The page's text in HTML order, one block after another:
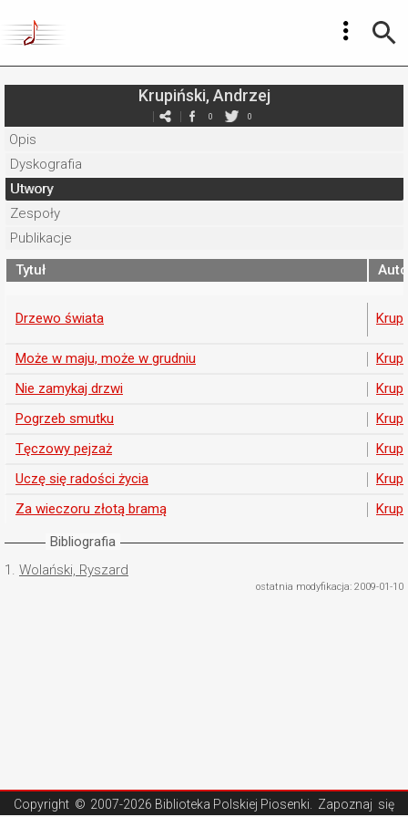
Krupiński, Andrzej
0 0
Opis
Dyskografia
Utwory
Zespoły
Publikacje
Tytuł
Drzewo świata
Może w maju, może w grudniu
Nie zamykaj drzwi
Pogrzeb smutku
Tęczowy pejzaż
Uczę się radości życia
Za wieczoru złotą bramą
Bibliografia
1. Wolański, Ryszard
ostatnia modyfikacja: 2009-01-10
Copyright © 2007-2026 Biblioteka Polskiej Piosenki . Zapoznaj się